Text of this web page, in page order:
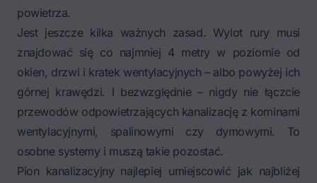
powietrza.
Jest jeszcze kilka ważnych zasad. Wylot rury musi
znajdować się co najmniej 4 metry w poziomie od
okien, drzwi i kratek wentylacyjnych – albo powyżej ich
górnej krawędzi. I bezwzględnie – nigdy nie łączcie
przewodów odpowietrzających kanalizację z kominami
wentylacyjnymi, spalinowymi czy dymowymi. To
osobne systemy i muszą takie pozostać.
Pion kanalizacyjny najlepiej umiejscowić jak najbliżej